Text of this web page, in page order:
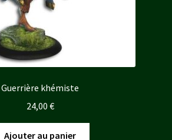
Guerrière khémiste
24,00 €
Ajouter au panier